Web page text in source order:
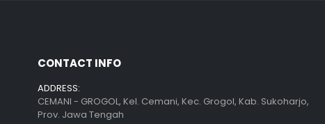
CONTACT INFO
ADDRESS:
CEMANI - GROGOL, Kel. Cemani, Kec. Grogol, Kab. Sukoharjo,
Prov. Jawa Tengah